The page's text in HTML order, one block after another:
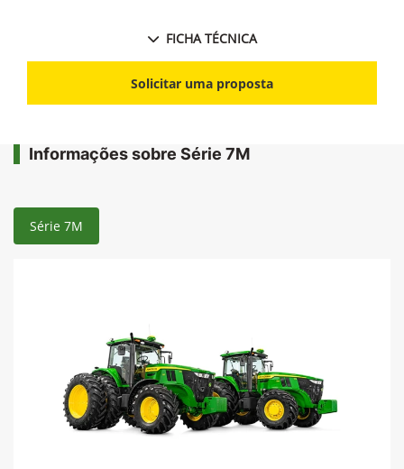
FICHA TÉCNICA
Solicitar uma proposta
Informações sobre Série 7M
Série 7M